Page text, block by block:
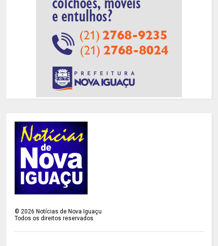
©2026 Notícias de Nova Iguaçu
Todos os direitos reservados.